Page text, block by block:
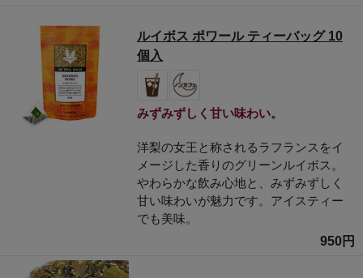
ルイボス ポワール ティーバッグ 10
個入
みずみずしく甘い味わい。
洋梨の女王と称されるラフランスをイ
メージした香りのグリーンルイボス。
やわらかな飲み心地と、みずみずしく
甘い味わいが魅力です。アイスティー
でも美味。
950円